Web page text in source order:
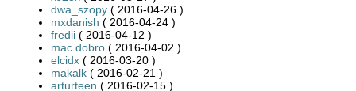
dwa_szopy ( 2016-04-26 )
mxdanish ( 2016-04-24 )
fredii ( 2016-04-12 )
mac.dobro ( 2016-04-02 )
elcidx ( 2016-03-20 )
makalk ( 2016-02-21 )
arturteen ( 2016-02-15 )